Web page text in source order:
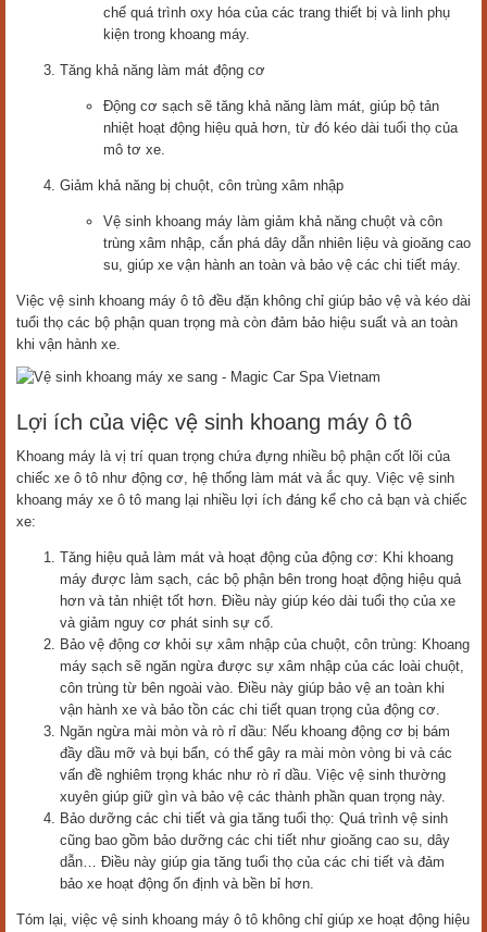
chế quá trình oxy hóa của các trang thiết bị và linh phụ
kiện trong khoang máy.
Tăng khả năng làm mát động cơ
Động cơ sạch sẽ tăng khả năng làm mát, giúp bộ tản
nhiệt hoạt động hiệu quả hơn, từ đó kéo dài tuổi thọ của
mô tơ xe.
Giảm khả năng bị chuột, côn trùng xâm nhập
Vệ sinh khoang máy làm giảm khả năng chuột và côn
trùng xâm nhập, cắn phá dây dẫn nhiên liệu và gioăng cao
su, giúp xe vận hành an toàn và bảo vệ các chi tiết máy.
Việc vệ sinh khoang máy ô tô đều đặn không chỉ giúp bảo vệ và kéo dài
tuổi thọ các bộ phận quan trọng mà còn đảm bảo hiệu suất và an toàn
khi vận hành xe.
Lợi ích của việc vệ sinh khoang máy ô tô
Khoang máy là vị trí quan trọng chứa đựng nhiều bộ phận cốt lõi của
chiếc xe ô tô như động cơ, hệ thống làm mát và ắc quy. Việc vệ sinh
khoang máy xe ô tô mang lại nhiều lợi ích đáng kể cho cả bạn và chiếc
xe:
Tăng hiệu quả làm mát và hoạt động của động cơ: Khi khoang
máy được làm sạch, các bộ phận bên trong hoạt động hiệu quả
hơn và tản nhiệt tốt hơn. Điều này giúp kéo dài tuổi thọ của xe
và giảm nguy cơ phát sinh sự cố.
Bảo vệ động cơ khỏi sự xâm nhập của chuột, côn trùng: Khoang
máy sạch sẽ ngăn ngừa được sự xâm nhập của các loài chuột,
côn trùng từ bên ngoài vào. Điều này giúp bảo vệ an toàn khi
vận hành xe và bảo tồn các chi tiết quan trọng của động cơ.
Ngăn ngừa mài mòn và rò rỉ dầu: Nếu khoang động cơ bị bám
đầy dầu mỡ và bụi bẩn, có thể gây ra mài mòn vòng bi và các
vấn đề nghiêm trọng khác như rò rỉ dầu. Việc vệ sinh thường
xuyên giúp giữ gìn và bảo vệ các thành phần quan trọng này.
Bảo dưỡng các chi tiết và gia tăng tuổi thọ: Quá trình vệ sinh
cũng bao gồm bảo dưỡng các chi tiết như gioăng cao su, dây
dẫn… Điều này giúp gia tăng tuổi thọ của các chi tiết và đảm
bảo xe hoạt động ổn định và bền bỉ hơn.
Tóm lại, việc vệ sinh khoang máy ô tô không chỉ giúp xe hoạt động hiệu